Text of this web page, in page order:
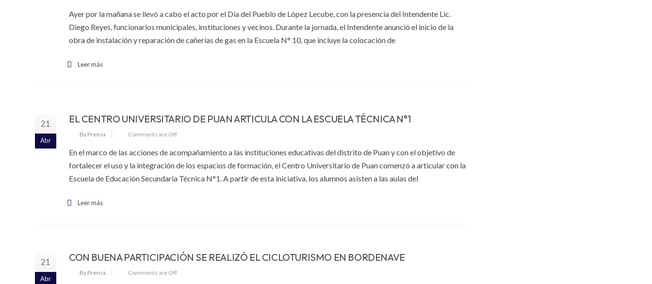
Ayer por la mañana se llevó a cabo el acto por el Día del Pueblo de López Lecube, con la presencia del Intendente Lic.
Diego Reyes, funcionarios municipales, instituciones y vecinos. Durante la jornada, el Intendente anunció el inicio de la
obra de instalación y reparación de cañerías de gas en la Escuela N° 10, que incluye la colocación de
Leer más
21
Abr
EL CENTRO UNIVERSITARIO DE PUAN ARTICULA CON LA ESCUELA TÉCNICA N°1
By Prensa Comments are Off
En el marco de las acciones de acompañamiento a las instituciones educativas del distrito de Puan y con el objetivo de
fortalecer el uso y la integración de los espacios de formación, el Centro Universitario de Puan comenzó a articular con la
Escuela de Educación Secundaria Técnica N°1. A partir de esta iniciativa, los alumnos asisten a las aulas del
Leer más
21
Abr
CON BUENA PARTICIPACIÓN SE REALIZÓ EL CICLOTURISMO EN BORDENAVE
By Prensa Comments are Off